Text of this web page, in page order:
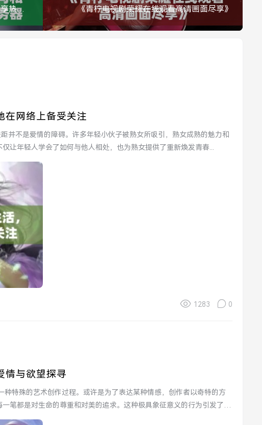
探索DNF公益服发布网与私服排行榜，畅享热爱服务器中的极致体验 《青柠电视剧荣耀在线观看高清画面尽享》
在网络上备受关注
让年轻人学会了如何与他人相处，也为熟女提供了重新焕发青春...
1283 0
情与欲望探寻
笔都是对生命的尊重和对美的追求。这种极具象征意义的行为引发了不